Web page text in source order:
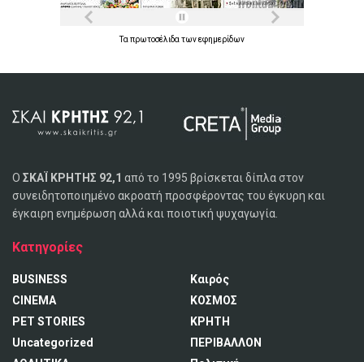
Τα πρωτοσέλιδα τωνεφημερίδων
Ο ΣΚΑΪ ΚΡΗΤΗΣ 92,1 από το 1995 βρίσκεται δίπλα στον
συνειδητοποιημένο ακροατή προσφέροντας του έγκυρη και
έγκαιρη ενημέρωση αλλά και ποιοτική ψυχαγωγία.
Κατηγορίες
BUSINESS
CINEMA
PET STORIES
Uncategorized
Καιρός
ΚΟΣΜΟΣ
ΚΡΗΤΗ
ΠΕΡΙΒΑΛΛΟΝ